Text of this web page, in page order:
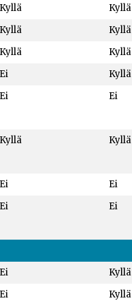
Kyllä
Kyllä
Kyllä
Kyllä
Kyllä
Kyllä
Ei
Kyllä
Ei Ei
Kyllä Kyllä
Ei
Ei
Ei Ei
Ei
Kyllä
Ei
Kyllä